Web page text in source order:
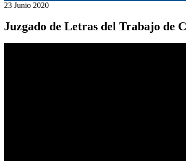
23 Junio 2020
Juzgado de Letras del Trabajo de